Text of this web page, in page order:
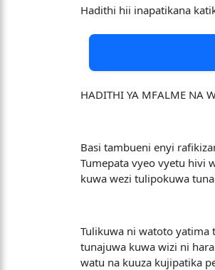
Hadithi hii inapatikana
HADITHI YA MFALME NA
Basi tambueni enyi
Tumepata vyeo vyetu hivi
kuwa wezi tulipokuwa
Tulikuwa ni watoto yatima
tunajuwa kuwa wizi ni
watu na kuuza kujipatika